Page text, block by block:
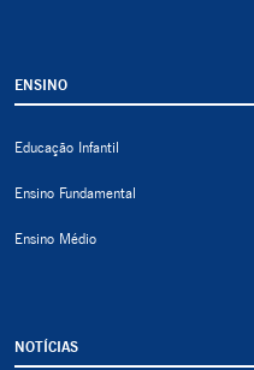
ENSINO
Educação Infantil
Ensino Fundamental
Ensino Médio
NOTÍCIAS